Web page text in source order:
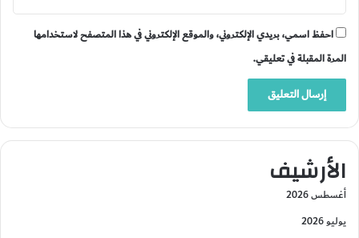
احفظ اسمي، بريدي الإلكتروني، والموقع الإلكتروني في هذا المتصفح لاستخدامها
المرة المقبلة في تعليقي.
الأرشيف
أغسطس 2026
يوليو 2026